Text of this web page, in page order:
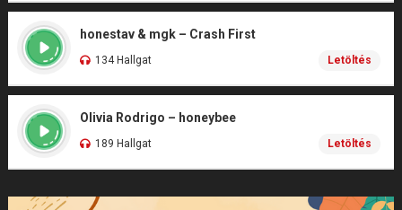
honestav & mgk – Crash First
134 Hallgat Letöltés
Olivia Rodrigo – honeybee
189 Hallgat Letöltés